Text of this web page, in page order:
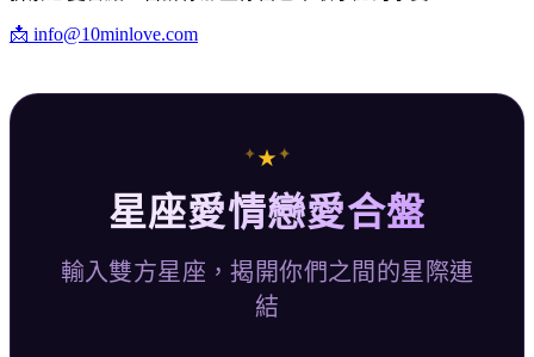
📩 info@10minlove.com
✦ ★ ✦
星座愛情戀愛合盤
輸入雙方星座，揭開你們之間的星際連
結